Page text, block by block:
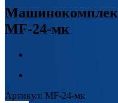
MF-24-мк
Артикул: MF-24-мк